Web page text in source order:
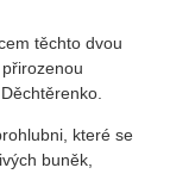
těchto dvou
které se
buněk,